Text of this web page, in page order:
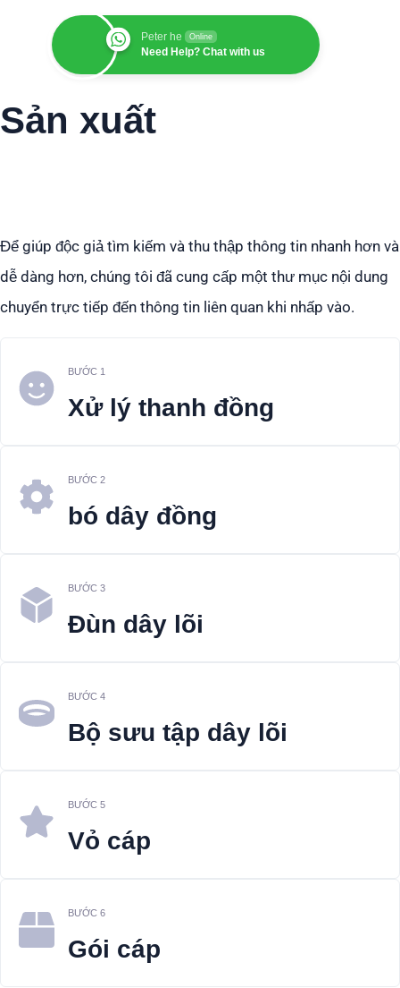
Peter he Online
Need Help? Chat with us
Sản xuất
Để giúp độc giả tìm kiếm và thu thập thông tin nhanh hơn và
dễ dàng hơn, chúng tôi đã cung cấp một thư mục nội dung
chuyển trực tiếp đến thông tin liên quan khi nhấp vào.
BƯỚC 1
Xử lý thanh đồng
BƯỚC 2
bó dây đồng
BƯỚC 3
Đùn dây lõi
BƯỚC 4
Bộ sưu tập dây lõi
BƯỚC 5
Vỏ cáp
BƯỚC 6
Gói cáp